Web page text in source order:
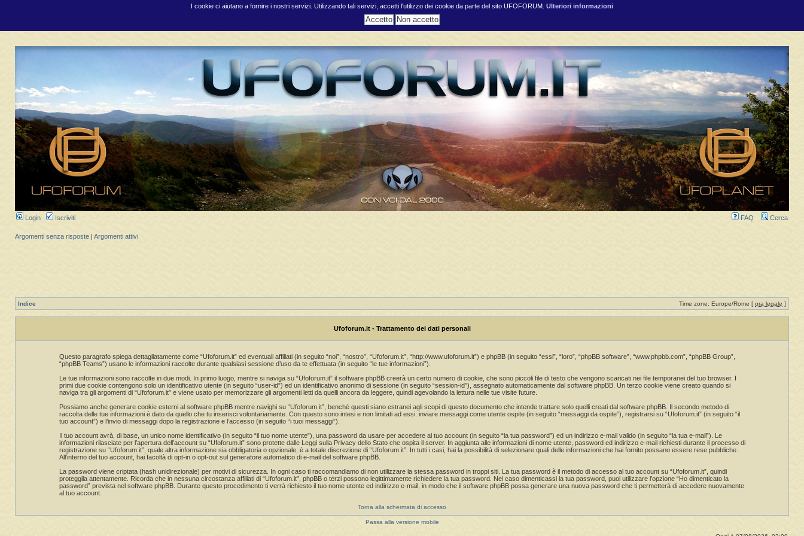
I cookie ci aiutano a fornire i nostri servizi. Utilizzando tali servizi, accetti l'utilizzo dei cookie da parte del sito UFOFORUM. Ulteriori informazioni
Login Iscriviti FAQ Cerca
Argomenti senza risposte Argomenti attivi
Indice Time zone: Europe/Rome [ ora legale ]
Ufoforum.it - Trattamento dei dati personali
Questo paragrafo spiega dettagliatamente come “Ufoforum.it” ed eventuali affiliati (in seguito “noi”, “nostro”, “Ufoforum.it”, “http://www.ufoforum.it”) e phpBB (in seguito “essi”, “loro”, “phpBB software”, “www.phpbb.com”, “phpBB Group”,
“phpBB Teams”) usano le informazioni raccolte durante qualsiasi sessione d’uso da te effettuata (in seguito “le tue informazioni”).
Le tue informazioni sono raccolte in due modi. In primo luogo, mentre si naviga su “Ufoforum.it” il software phpBB creerà un certo numero di cookie, che sono piccoli file di testo che vengono scaricati nei file temporanei del tuo browser. I
primi due cookie contengono solo un identificativo utente (in seguito “user-id”) ed un identificativo anonimo di sessione (in seguito “session-id”), assegnato automaticamente dal software phpBB. Un terzo cookie viene creato quando si
naviga tra gli argomenti di “Ufoforum.it” e viene usato per memorizzare gli argomenti letti da quelli ancora da leggere, quindi agevolando la lettura nelle tue visite future.
Possiamo anche generare cookie esterni al software phpBB mentre navighi su “Ufoforum.it”, benché questi siano estranei agli scopi di questo documento che intende trattare solo quelli creati dal software phpBB. Il secondo metodo di
raccolta delle tue informazioni è dato da quello che tu inserisci volontariamente. Con questo sono intesi e non limitati ad essi: inviare messaggi come utente ospite (in seguito “messaggi da ospite”), registrarsi su “Ufoforum.it” (in seguito “il
tuo account”) e l’invio di messaggi dopo la registrazione e l’accesso (in seguito “i tuoi messaggi”).
Il tuo account avrà, di base, un unico nome identificativo (in seguito “il tuo nome utente”), una password da usare per accedere al tuo account (in seguito “la tua password”) ed un indirizzo e-mail valido (in seguito “la tua e-mail”). Le
informazioni rilasciate per l’apertura dell’account su “Ufoforum.it” sono protette dalle Leggi sulla Privacy dello Stato che ospita il server. In aggiunta alle informazioni di nome utente, password ed indirizzo e-mail richiesti durante il processo di
registrazione su “Ufoforum.it”, quale altra informazione sia obbligatoria o opzionale, è a totale discrezione di “Ufoforum.it”. In tutti i casi, hai la possibilità di selezionare quali delle informazioni che hai fornito possano essere rese pubbliche.
All’interno del tuo account, hai facoltà di opt-in o opt-out sul generatore automatico di e-mail del software phpBB.
La password viene criptata (hash unidirezionale) per motivi di sicurezza. In ogni caso ti raccomandiamo di non utilizzare la stessa password in troppi siti. La tua password è il metodo di accesso al tuo account su “Ufoforum.it”, quindi
proteggila attentamente. Ricorda che in nessuna circostanza affiliati di “Ufoforum.it”, phpBB o terzi possono legittimamente richiedere la tua password. Nel caso dimenticassi la tua password, puoi utilizzare l’opzione “Ho dimenticato la
password” prevista nel software phpBB. Durante questo procedimento ti verrà richiesto il tuo nome utente ed indirizzo e-mail, in modo che il software phpBB possa generare una nuova password che ti permetterà di accedere nuovamente
al tuo account.
Torna alla schermata di accesso
Passa alla versione mobile